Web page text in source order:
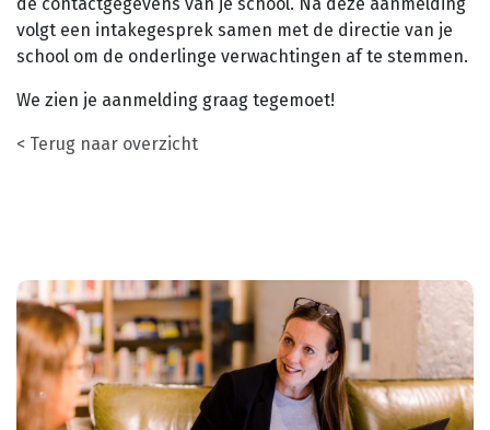
volgt een intakegesprek samen met de directie van je
school om de onderlinge verwachtingen af te stemmen.
We zien je aanmelding graag tegemoet!
< Terug naar overzicht